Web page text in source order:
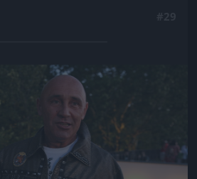
Jön még kép!